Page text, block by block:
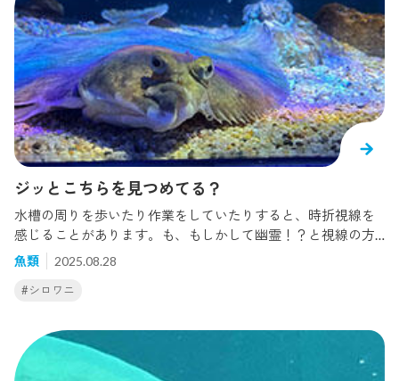
ジッとこちらを見つめてる？
水槽の周りを歩いたり作業をしていたりすると、時折視線を
感じることがあります。も、もしかして幽霊！？と視線の方
を見ると... きゃ〜！シロワニがこちらを狙ってる！？ 生きも
のたちがこちらを見つめている瞬間、つまりは正面から見た
顔を見かけることがあります。 このシロワニは｢太平洋｣水槽
とてもイカついお顔をしています。水槽内を悠々と泳ぎ回っ
ているので、ふとした時に正面を向いて泳ぐ姿を見られるか
も...？？ 次はこちらです。 明らかにこちらを覗き込んでいま
魚類 2025.08.28
#シロワニ